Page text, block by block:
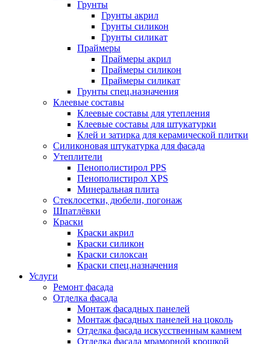
Грунты
Грунты акрил
Грунты силикон
Грунты силикат
Праймеры
Праймеры акрил
Праймеры силикон
Праймеры силикат
Грунты спец.назначения
Клеевые составы
Клеевые составы для утепления
Клеевые составы для штукатурки
Клей и затирка для керамической плитки
Силиконовая штукатурка для фасада
Утеплители
Пенополистирол PPS
Пенополистирол XPS
Минеральная плита
Стеклосетки, дюбели, погонаж
Шпатлёвки
Краски
Краски акрил
Краски силикон
Краски силоксан
Краски спец.назначения
Услуги
Ремонт фасада
Отделка фасада
Монтаж фасадных панелей
Монтаж фасадных панелей на цоколь
Отделка фасада искусственным камнем
Отделка фасада мраморной крошкой